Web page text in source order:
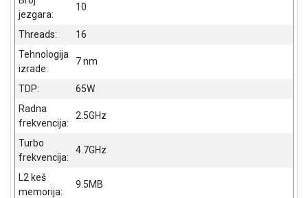
KANCELARIJSKI
MATERIJAL
SVE
ZA
ŠKOLSKI
PRIBOR
BICIKLE
FITNES
jezgara:
10
Threads:
16
Tehnologija
izrade:
7 nm
TDP:
65W
Radna
frekvencija:
2.5GHz
Turbo
frekvencija:
4.7GHz
L2 keš
memorija:
9.5MB